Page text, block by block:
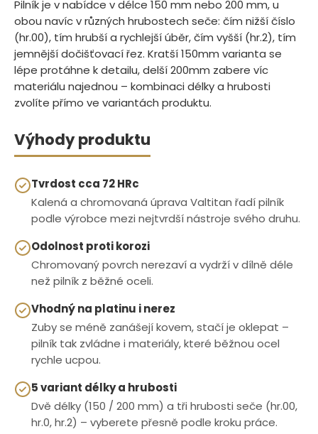
Pilník je v nabídce v délce 150 mm nebo 200 mm, u
obou navíc v různých hrubostech seče: čím nižší číslo
(hr.00), tím hrubší a rychlejší úběr, čím vyšší (hr.2), tím
jemnější dočišťovací řez. Kratší 150mm varianta se
lépe protáhne k detailu, delší 200mm zabere víc
materiálu najednou – kombinaci délky a hrubosti
zvolíte přímo ve variantách produktu.
Výhody produktu
Tvrdost cca 72 HRc
Kalená a chromovaná úprava Valtitan řadí pilník
podle výrobce mezi nejtvrdší nástroje svého druhu.
Odolnost proti korozi
Chromovaný povrch nerezaví a vydrží v dílně déle
než pilník z běžné oceli.
Vhodný na platinu i nerez
Zuby se méně zanášejí kovem, stačí je oklepat –
pilník tak zvládne i materiály, které běžnou ocel
rychle ucpou.
5 variant délky a hrubosti
Dvě délky (150 / 200 mm) a tři hrubosti seče (hr.00,
hr.0, hr.2) – vyberete přesně podle kroku práce.